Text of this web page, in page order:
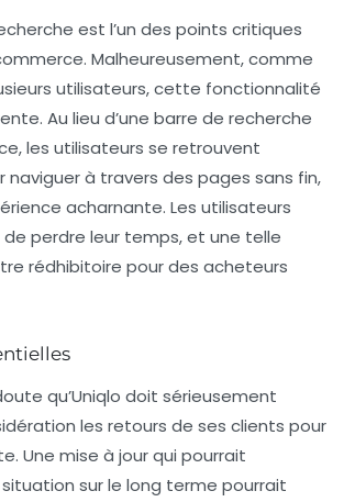
est l’un des points critiques
Malheureusement, comme
utilisateurs, cette fonctionnalité
Au lieu d’une barre de recherche
les utilisateurs se retrouvent
naviguer à travers des pages sans fin,
acharnante. Les utilisateurs
de perdre leur temps, et une telle
rédhibitoire pour des acheteurs
qu’Uniqlo doit sérieusement
les retours de ses clients pour
Une mise à jour qui pourrait
sur le long terme pourrait